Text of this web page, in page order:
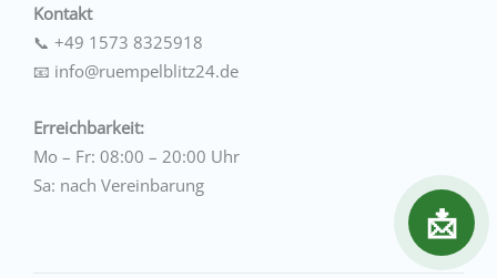
📩
Kontakt
📞 +49 1573 8325918
📧 info@ruempelblitz24.de
Erreichbarkeit:
Mo – Fr: 08:00 – 20:00 Uhr
Sa: nach Vereinbarung